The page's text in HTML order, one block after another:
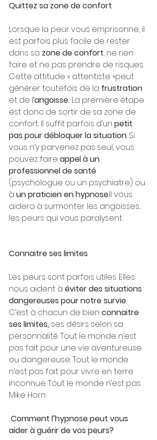
Quittez sa zone de confort
Lorsque la peur vous emprisonne, il
est parfois plus facile de rester
dans sa zone de confort, ne rien
faire et ne pas prendre de risques.
Cette attitude « attentiste »peut
générer toutefois de la frustration
et de l’angoisse. La première étape
est donc de sortir de sa zone de
confort. Il suffit parfois d’un petit
pas pour débloquer la situation. Si
vous n’y parvenez pas seul, vous
pouvez faire appel à un
professionnel de santé
(psychologue ou un psychiatre) ou
à un praticien en hypnose.Il vous
aidera à surmonter les angoisses,
les peurs qui vous paralysent.
Connaitre ses limites
Les peurs sont parfois utiles. Elles
nous aident à éviter des situations
dangereuses pour notre survie.
C’est à chacun de bien connaitre
ses limites, ses désirs selon sa
personnalité. Tout le monde n’est
pas fait pour une vie aventureuse
ou dangereuse. Tout le monde
n’est pas fait pour vivre en terre
inconnue. Tout le monde n’est pas
Mike Horn.
aider à guérir de vos peurs?